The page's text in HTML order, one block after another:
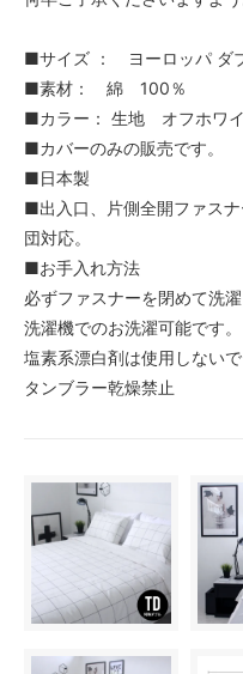
■サイズ ： ヨーロッパ ダ
■素材： 綿 100％
■カラー： 生地 オフホワ
■カバーのみの販売です。
■日本製
■出入口、片側全開ファス
団対応。
■お手入れ方法
必ずファスナーを閉めて洗濯
洗濯機でのお洗濯可能です。
塩素系漂白剤は使用しないで
タンブラー乾燥禁止